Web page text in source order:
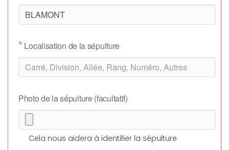
* Localisation de la sépulture
Photo de la sépulture (facultatif)
Cela nous aidera à identifier la sépulture